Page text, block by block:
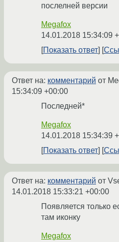
послелней версии
Megafox
14.01.2018 15:34:09
Показать ответ
Ответ на: комментарий от
15:34:09 +00:00
Последней*
Megafox
14.01.2018 15:34:39
Показать ответ
Ответ на: комментарий от
14.01.2018 15:33:21 +00:00
Появляется только
там иконку
Megafox